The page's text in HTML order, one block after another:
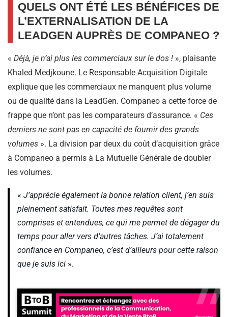
QUELS ONT ÉTÉ LES BÉNÉFICES DE
L’EXTERNALISATION DE LA
LEADGEN AUPRÈS DE COMPANEO ?
« Déjà, je n’ai plus les commerciaux sur le dos ! », plaisante
Khaled Medjkoune. Le Responsable Acquisition Digitale
explique que les commerciaux ne manquent plus volume
ou de qualité dans la LeadGen. Companeo a cette force de
frappe que n’ont pas les comparateurs d’assurance. « Ces
derniers ne sont pas en capacité de fournir des grands
volumes ». La division par deux du coût d’acquisition grâce
à Companeo a permis à La Mutuelle Générale de doubler
les volumes.
« J’apprécie également la bonne relation client, j’en suis
pleinement satisfait. Toutes mes requêtes sont
comprises et entendues, ce qui me permet de dégager du
temps pour aller vers d’autres tâches. J’ai totalement
confiance en Companeo, c’est d’ailleurs pour cette raison
que je suis ici ».